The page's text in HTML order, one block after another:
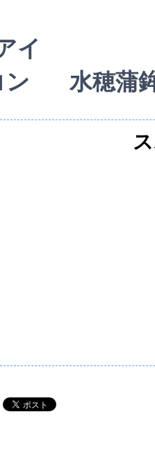
水穂蒲